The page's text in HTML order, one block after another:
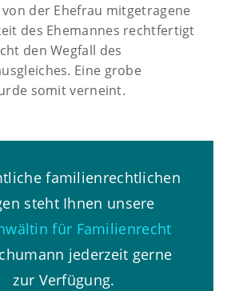
der Ehefrau mitgetragene
des Ehemannes rechtfertigt
den Wegfall des
Eine grobe
somit verneint.
familienrechtlichen
steht Ihnen unsere
für Familienrecht
jederzeit gerne
zur Verfügung.